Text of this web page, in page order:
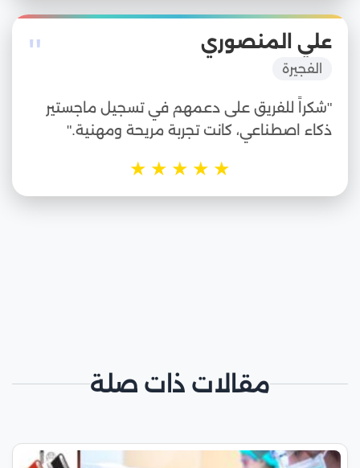
" علي المنصوري
الفجيرة
"شكراً للفريق على دعمهم في تسجيل ماجستير
ذكاء اصطناعي، كانت تجربة مريحة ومهنية."
★
★
★
★
★
مقالات ذات صلة